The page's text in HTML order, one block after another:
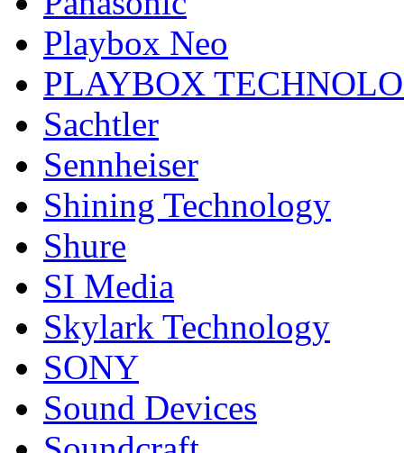
Playbox Neo
PLAYBOX
Sachtler
Sennheiser
Shining Technology
Shure
SI Media
Skylark Technology
SONY
Sound Devices